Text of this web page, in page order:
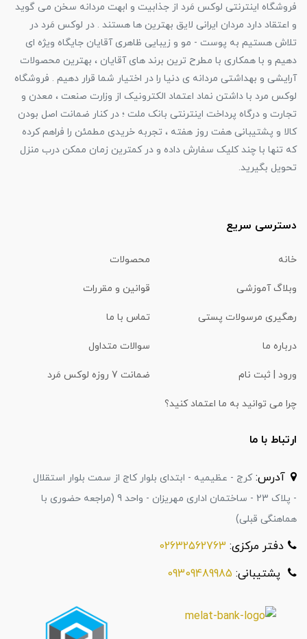
فروشگاه اینترنتی لوکس مَرد از جذابیت و ابهت مردانه سخن می گوید
و اعتقاد دارد مردان ایرانی لایق بهترین ها هستند . در لوکس مَرد در
تلاش هستیم به پوست - مو و زیبایی ظاهری آقایان جایگاه ویژه ای
دهیم و با همکاری با مطرح ترین برند های آقایان ، بهترین محصولات
آرایشی و بهداشتی مردانه ی دنیا را در اختیار شما قرار دهیم . فروشگاه
لوکس مرد با داشتن نماد اعتماد الکترونیک از وزارت صنعت ، معدن و
تجارت و درگاه پرداخت اینترنتی بانک ملت ؛ در کنار ضمانت اصل بودن
کالا و پشتیبانی هفت روز هفته ، تجربه خریدی مطمئن را فراهم کرده
که تنها با چند کلیک سفارش داده و در کمترین زمان ممکن درب منزل
تحویل بگیرید.
دسترسی سریع
خانه محصولات
وبلاگ آموزشی قوانین و مقررات
رهگیری مرسولات پستی تماس با ما
درباره ما سوالات متداول
ورود | ثبت نام ضمانت 7 روزه لوکس مَرد
چرا می توانید به ما اعتماد کنید؟
ارتباط با ما
آدرس:کرج - عظیمیه - ابتدای بلوار کاج از سمت بلوار استقلال
- پلاک 23 - ساختمان اداری مهریزان - واحد 9 (مراجعه حضوری با
هماهنگی قبلی)
دفتر مرکزی: 02632562763
پشتیبانی: 09309489985